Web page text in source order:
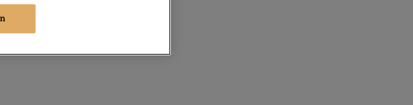
ami egy